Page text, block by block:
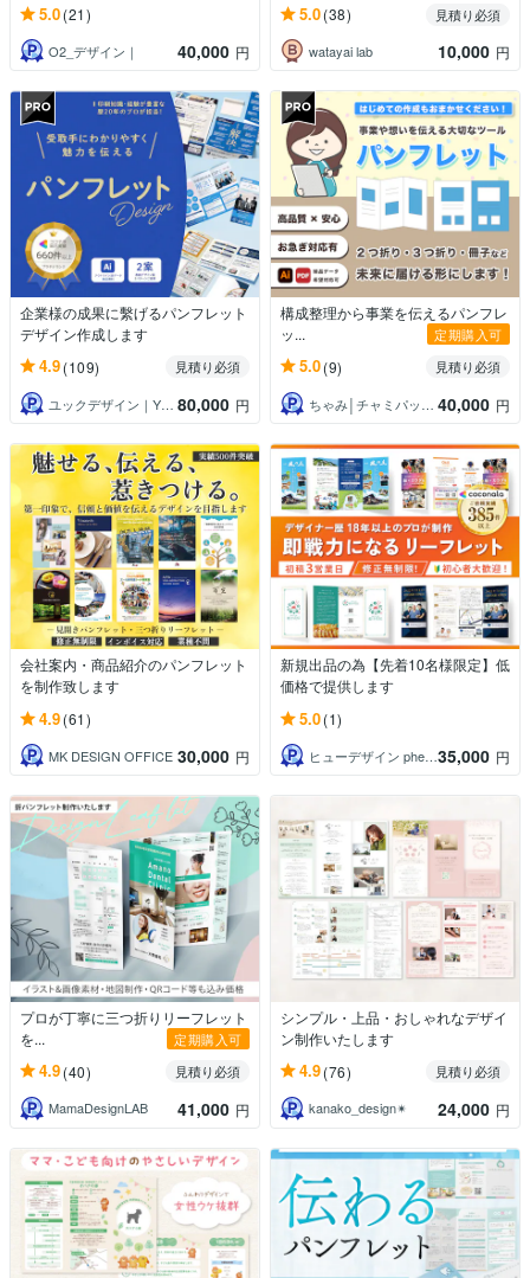
5.0(21)
O2_デザイン｜ 40,000 円
5.0(38)
見積り必須
watayai lab
10,000 円
企業様の成果に繫げるパンフレット
デザイン作成します
4.9(109)
見積り必須
ユックデザイン｜YUKKU Design 80,000 円
構成整理から事業を伝えるパンフレ
ッ...
定期購入可
5.0(9)
見積り必須
ちゃみ│チャミパッパデザイン 40,000 円
会社案内・商品紹介のパンフレット
を制作致します
4.9(61)
MK DESIGN OFFICE 30,000 円
新規出品の為【先着10名様限定】低
価格で提供します
5.0(1)
ヒューデザイン phew Design 35,000 円
プロが丁寧に三つ折りリーフレット
を...
定期購入可
4.9(40)
見積り必須
MamaDesignLAB
41,000 円
シンプル・上品・おしゃれなデザイ
ン制作いたします
4.9(76)
見積り必須
kanako_design✴︎
24,000 円